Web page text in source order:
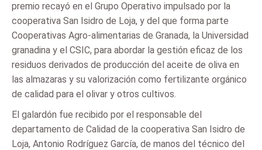
premio recayó en el Grupo Operativo impulsado por la
cooperativa San Isidro de Loja, y del que forma parte
Cooperativas Agro-alimentarias de Granada, la Universidad
granadina y el CSIC, para abordar la gestión eficaz de los
residuos derivados de producción del aceite de oliva en
las almazaras y su valorización como fertilizante orgánico
de calidad para el olivar y otros cultivos.
El galardón fue recibido por el responsable del
departamento de Calidad de la cooperativa San Isidro de
Loja, Antonio Rodríguez García, de manos del técnico del